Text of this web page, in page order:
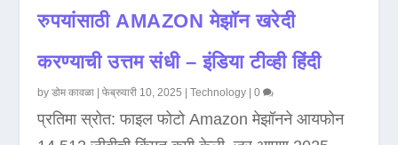
रुपयांसाठी AMAZON मेझॉन खरेदी
करण्याची उत्तम संधी – इंडिया टीव्ही हिंदी
byडोम कावळा |फेब्रुवारी 10, 2025 |Technology |0
प्रतिमा स्रोत: फाइल फोटो Amazon मेझॉनने आयफोन